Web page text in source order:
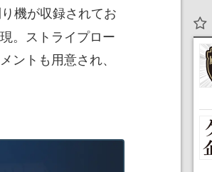
機が収録されてお
。ストライプロー
ントも用意され、